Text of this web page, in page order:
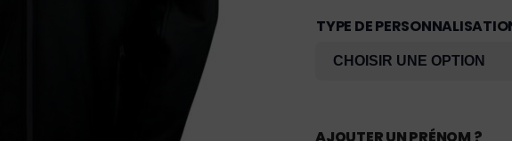
TYPE DE
AJOUTER UN PRÉNOM ?